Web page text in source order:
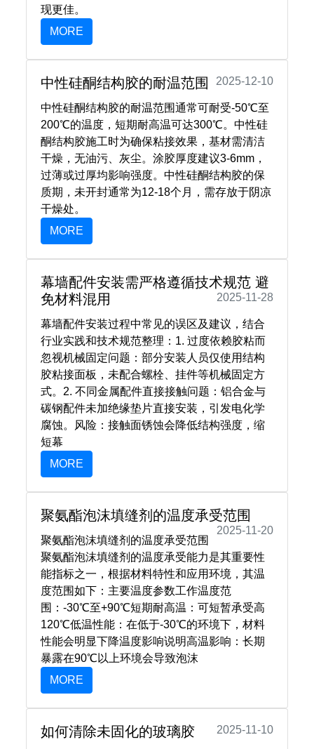
现更佳。
MORE
中性硅酮结构胶的耐温范围 2025-12-10
中性硅酮结构胶的耐温范围通常可耐受-50℃至
200℃的温度，短期耐高温可达300℃。‌中性硅
酮结构胶施工时为确保粘接效果，基材需清洁
干燥，无油污、灰尘。涂胶厚度建议3-6mm，
过薄或过厚均影响强度。中性硅酮结构胶的保
质期，未开封通常为12-18个月，需存放于阴凉
干燥处。
MORE
幕墙配件安装需严格遵循技术规范 避
免材料混用
2025-11-28
幕墙配件安装过程中常见的误区及建议，结合
行业实践和技术规范整理：1. ‌过度依赖胶粘而
忽视机械固定‌问题‌：部分安装人员仅使用结构
胶粘接面板，未配合螺栓、挂件等机械固定方
式。2. ‌不同金属配件直接接触‌问题‌：铝合金与
碳钢配件未加绝缘垫片直接安装，引发电化学
腐蚀。风险‌：接触面锈蚀会降低结构强度，缩
短幕
MORE
聚氨酯泡沫填缝剂的温度承受范围
2025-11-20
聚氨酯泡沫填缝剂的温度承受范围
聚氨酯泡沫填缝剂的温度承受能力是其重要性
能指标之一，根据材料特性和应用环境，其温
度范围如下：主要温度参数工作温度范
围‌：-30℃至+90℃短期耐高温‌：可短暂承受高
120℃低温性能‌：在低于-30℃的环境下，材料
性能会明显下降温度影响说明高温影响‌：长期
暴露在90℃以上环境会导致泡沫
MORE
如何清除未固化的玻璃胶 2025-11-10